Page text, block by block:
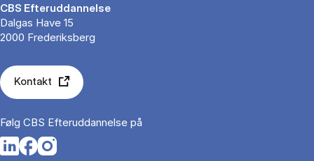
CBS Efteruddannelse
Dalgas Have 15
2000 Frederiksberg
Kontakt
Følg CBS Efteruddannelse på
Opens in a new tab
Opens in a new tab
Opens in a new tab